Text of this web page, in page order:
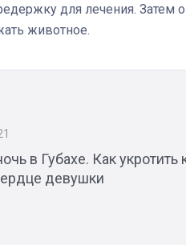
для лечения. Затем
животное.
в Губахе. Как
девушки